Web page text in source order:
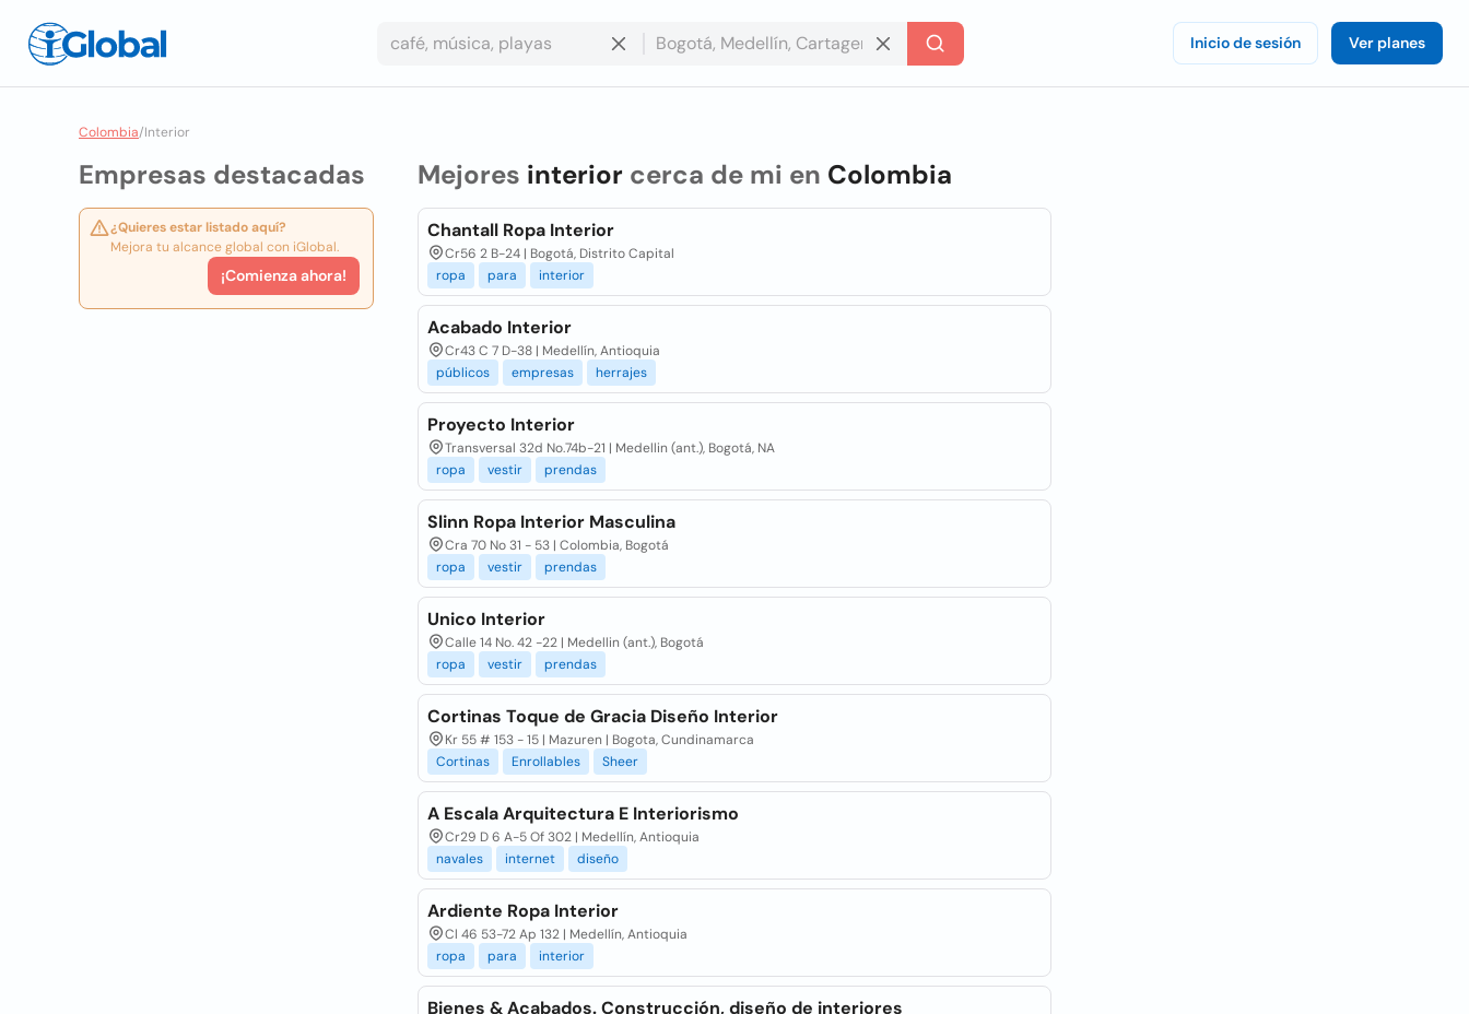
Inicio de sesión Ver planes
Colombia/Interior
Empresas destacadas
¿Quieres estar listado aquí?
Mejora tu alcance global con iGlobal.
¡Comienza ahora!
Mejores interior cerca de mi en Colombia
Chantall Ropa Interior
Cr56 2 B-24 | Bogotá, Distrito Capital
ropa
para interior
Acabado Interior
Cr43 C 7 D-38 | Medellín, Antioquia
públicos
empresas herrajes
Proyecto Interior
Transversal 32d No.74b-21 | Medellin (ant.), Bogotá, NA
ropa
vestir prendas
Slinn Ropa Interior Masculina
Cra 70 No 31 - 53 | Colombia, Bogotá
ropa
vestir prendas
Unico Interior
Calle 14 No. 42 -22 | Medellin (ant.), Bogotá
ropa
vestir prendas
Cortinas Toque de Gracia Diseño Interior
Kr 55 # 153 - 15 | Mazuren | Bogota, Cundinamarca
Cortinas
Enrollables Sheer
A Escala Arquitectura E Interiorismo
Cr29 D 6 A-5 Of 302 | Medellín, Antioquia
navales
internet diseño
Ardiente Ropa Interior
Cl 46 53-72 Ap 132 | Medellín, Antioquia
ropa
para interior
Bienes & Acabados. Construcción, diseño de interiores